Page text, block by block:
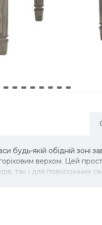
будь-якій обідній
верхом. Цей
так і для